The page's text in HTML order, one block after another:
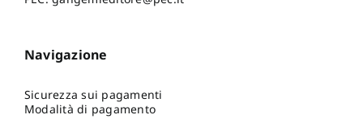
Navigazione
Sicurezza sui pagamenti
Modalità di pagamento